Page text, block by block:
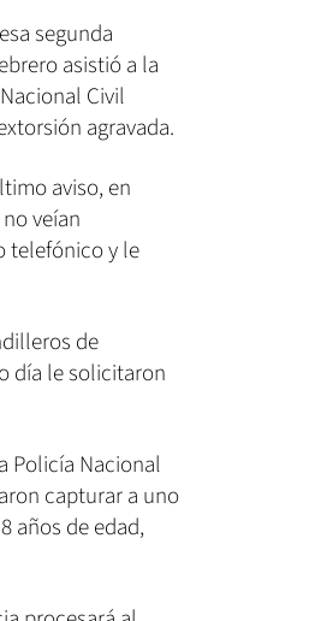
segunda
asistió a la
Civil
agravada.
aviso, en
veían
telefónico y le
de
día le solicitaron
Policía Nacional
capturar a uno
años de edad,